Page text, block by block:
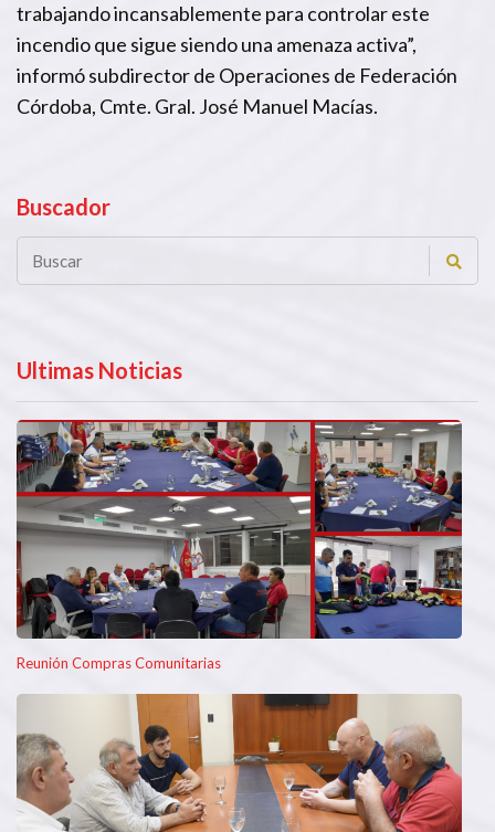
trabajando incansablemente para controlar este
incendio que sigue siendo una amenaza activa”,
informó subdirector de Operaciones de Federación
Córdoba, Cmte. Gral. José Manuel Macías.
Buscador
Ultimas Noticias
Reunión Compras Comunitarias